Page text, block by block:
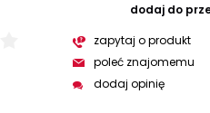
dodaj do
zapytaj o produkt
poleć znajomemu
dodaj opinię